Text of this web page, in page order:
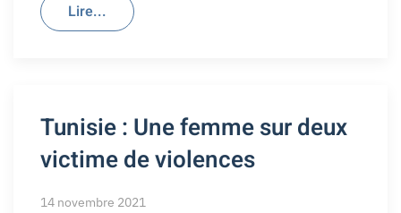
Lire...
Tunisie : Une femme sur deux
victime de violences
14 novembre 2021